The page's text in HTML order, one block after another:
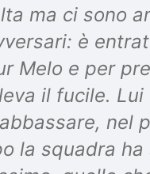
ma ci sono
è
Melo e per
il fucile. Lui
nel
la squadra ha